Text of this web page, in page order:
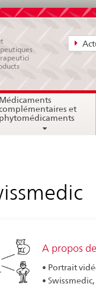
Médicaments
et
phytomédicaments
A propos
• Portrait
•